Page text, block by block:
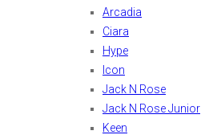
Arcadia
Ciara
Hype
Icon
Jack N Rose
Jack N Rose Junior
Keen